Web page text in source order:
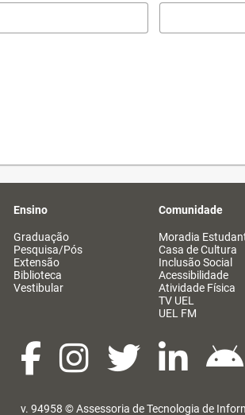
Ensino
Graduação
Pesquisa/Pós
Extensão
Biblioteca
Vestibular
Comunidade
Moradia
Casa de Cultura
Inclusão Social
Acessibilidade
Atividade Física
TV UEL
UEL FM
v. 94958 ©Assessoria de Tecnologia de